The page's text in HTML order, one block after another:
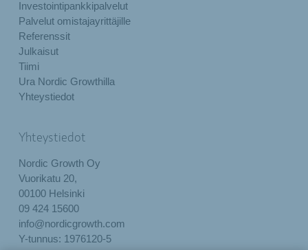
Investointipankkipalvelut
Palvelut omistajayrittäjille
Referenssit
Julkaisut
Tiimi
Ura Nordic Growthilla
Yhteystiedot
Yhteystiedot
Nordic Growth Oy
Vuorikatu 20,
00100 Helsinki
09 424 15600
info@nordicgrowth.com
Y-tunnus: 1976120-5